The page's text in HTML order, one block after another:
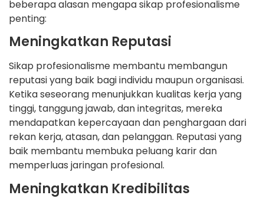
beberapa alasan mengapa sikap profesionalisme
penting:
Meningkatkan Reputasi
Sikap profesionalisme membantu membangun
reputasi yang baik bagi individu maupun organisasi.
Ketika seseorang menunjukkan kualitas kerja yang
tinggi, tanggung jawab, dan integritas, mereka
mendapatkan kepercayaan dan penghargaan dari
rekan kerja, atasan, dan pelanggan. Reputasi yang
baik membantu membuka peluang karir dan
memperluas jaringan profesional.
Meningkatkan Kredibilitas